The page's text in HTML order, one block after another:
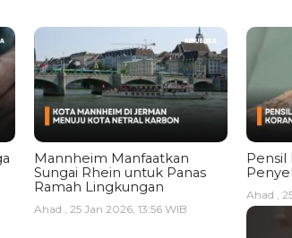
Mannheim Manfaatkan
Sungai Rhein untuk Panas
Ramah Lingkungan
Ahad , 25 Jan 2026, 13:56 WIB
Pensil
Ahad ,